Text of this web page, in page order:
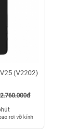
(V2202)
2.760.000đ
rơi vỡ kính